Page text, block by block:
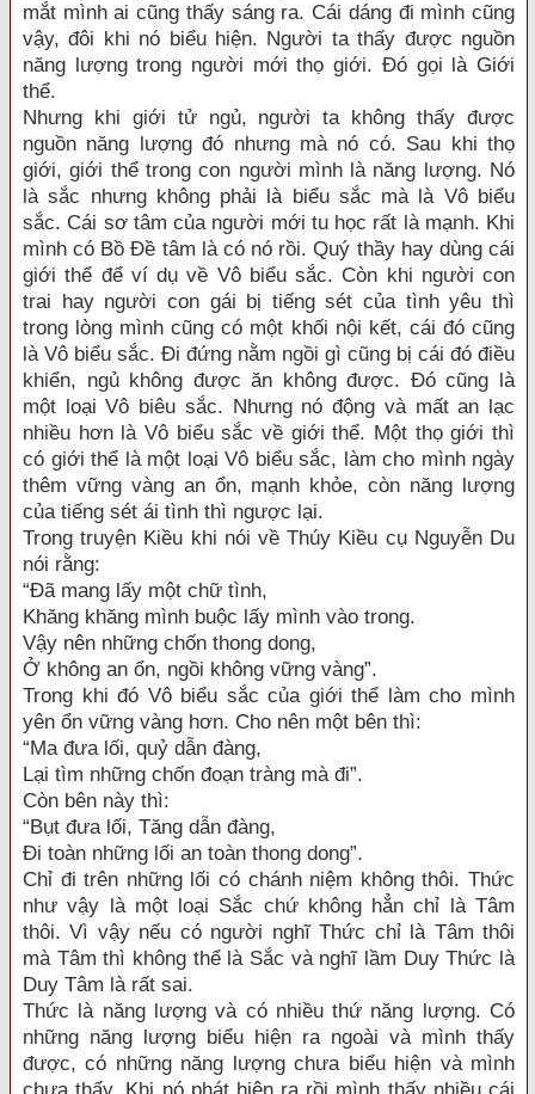
mắt mình ai cũng thấy sáng ra. Cái dáng đi mình cũng
vậy, đôi khi nó biểu hiện. Người ta thấy được nguồn
năng lượng trong người mới thọ giới. Đó gọi là Giới
thể.
Nhưng khi giới tử ngủ, người ta không thấy được
nguồn năng lượng đó nhưng mà nó có. Sau khi thọ
giới, giới thể trong con người mình là năng lượng. Nó
là sắc nhưng không phải là biểu sắc mà là Vô biểu
sắc. Cái sơ tâm của người mới tu học rất là mạnh. Khi
mình có Bồ Đề tâm là có nó rồi. Quý thầy hay dùng cái
giới thể để ví dụ về Vô biểu sắc. Còn khi người con
trai hay người con gái bị tiếng sét của tình yêu thì
trong lòng mình cũng có một khối nội kết, cái đó cũng
là Vô biểu sắc. Đi đứng nằm ngồi gì cũng bị cái đó điều
khiển, ngủ không được ăn không được. Đó cũng là
một loại Vô biêu sắc. Nhưng nó động và mất an lạc
nhiều hơn là Vô biểu sắc về giới thể. Một thọ giới thì
có giới thể là một loại Vô biểu sắc, làm cho mình ngày
thêm vững vàng an ổn, mạnh khỏe, còn năng lượng
của tiếng sét ái tình thì ngược lại.
Trong truyện Kiều khi nói về Thúy Kiều cụ Nguyễn Du
nói rằng:
“Đã mang lấy một chữ tình,
Khăng khăng mình buộc lấy mình vào trong.
Vậy nên những chốn thong dong,
Ở không an ổn, ngồi không vững vàng”.
Trong khi đó Vô biểu sắc của giới thể làm cho mình
yên ổn vững vàng hơn. Cho nên một bên thì:
“Ma đưa lối, quỷ dẫn đàng,
Lại tìm những chốn đoạn tràng mà đi”.
Còn bên này thì:
“Bụt đưa lối, Tăng dẫn đàng,
Đi toàn những lối an toàn thong dong”.
Chỉ đi trên những lối có chánh niệm không thôi. Thức
như vậy là một loại Sắc chứ không hẳn chỉ là Tâm
thôi. Vì vậy nếu có người nghĩ Thức chỉ là Tâm thôi
mà Tâm thì không thể là Sắc và nghĩ lầm Duy Thức là
Duy Tâm là rất sai.
Thức là năng lượng và có nhiều thứ năng lượng. Có
những năng lượng biểu hiện ra ngoài và mình thấy
được, có những năng lượng chưa biểu hiện và mình